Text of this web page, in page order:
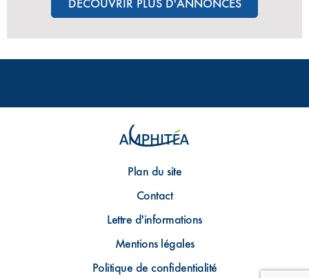
DÉCOUVRIR PLUS D'ANNONCES
Plan du site
Contact
Lettre d'informations
Mentions légales
Politique de confidentialité